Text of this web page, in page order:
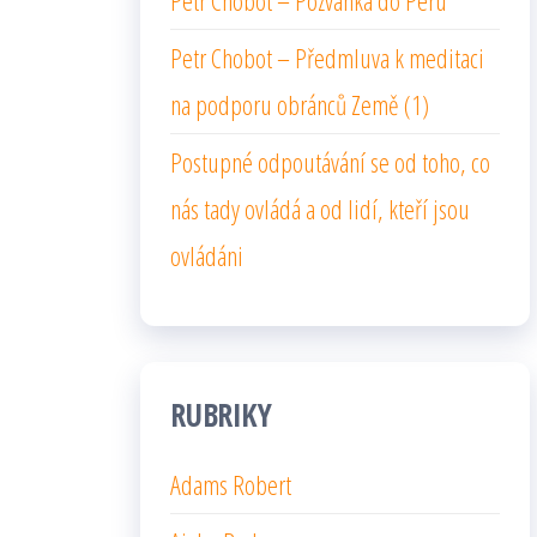
Petr Chobot – Předmluva k meditaci
na podporu obránců Země (1)
Postupné odpoutávání se od toho, co
nás tady ovládá a od lidí, kteří jsou
ovládáni
RUBRIKY
Adams Robert